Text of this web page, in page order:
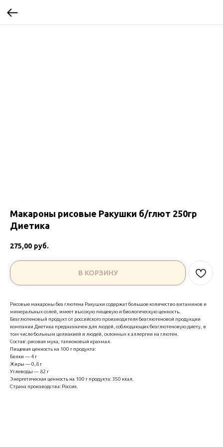
Макароны рисовые Ракушки б/глют 250гр
Диетика
275,00 руб.
В КОРЗИНУ
Рисовые макароны без глютена Ракушки содержат большое количество витаминов и
минеральных солей, имеет высокую пищевую и биологическую ценность.
Безглютеновый продукт от российского производителя безглютеновой продукции
компании Диетика предназначен для людей, соблюдающих безглютеновую диету, в
том числе больным целиакией и людей, склонных к аллергии на глютен.
Состав: рисовая мука, тапиоковый крахмал.
Пищевая ценность на 100 г продукта:
Белки — 4 г
Жиры — 0,8 г
Углеводы — 82 г
Энергетическая ценность на 100 г продукта: 350 ккал.
Страна производства: Россия.